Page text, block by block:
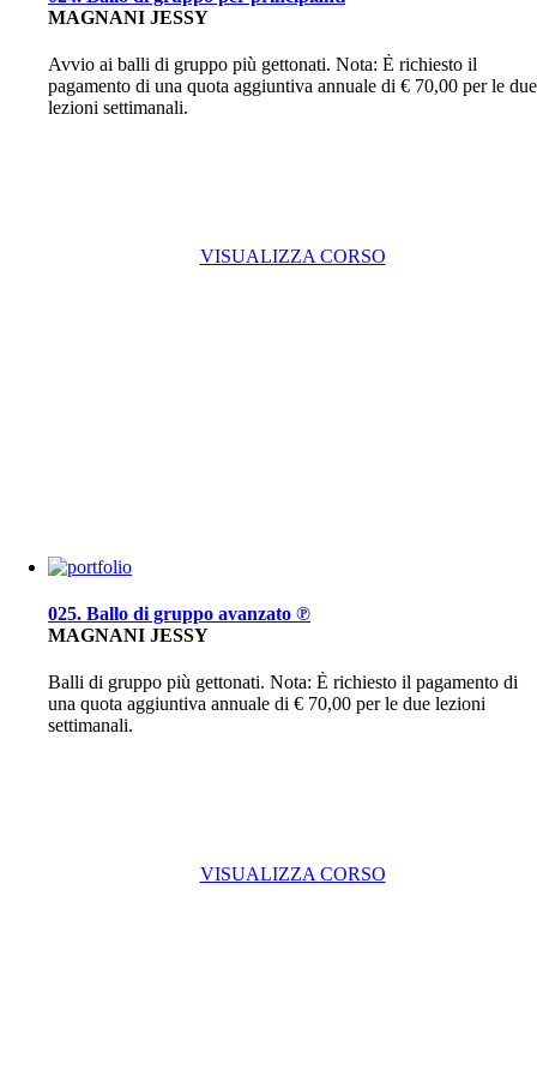
MAGNANI JESSY
Avvio ai balli di gruppo più gettonati. Nota: È richiesto il
pagamento di una quota aggiuntiva annuale di € 70,00 per le due
lezioni settimanali.
VISUALIZZA CORSO
025. Ballo di gruppo avanzato ℗
MAGNANI JESSY
Balli di gruppo più gettonati. Nota: È richiesto il pagamento di
una quota aggiuntiva annuale di € 70,00 per le due lezioni
settimanali.
VISUALIZZA CORSO